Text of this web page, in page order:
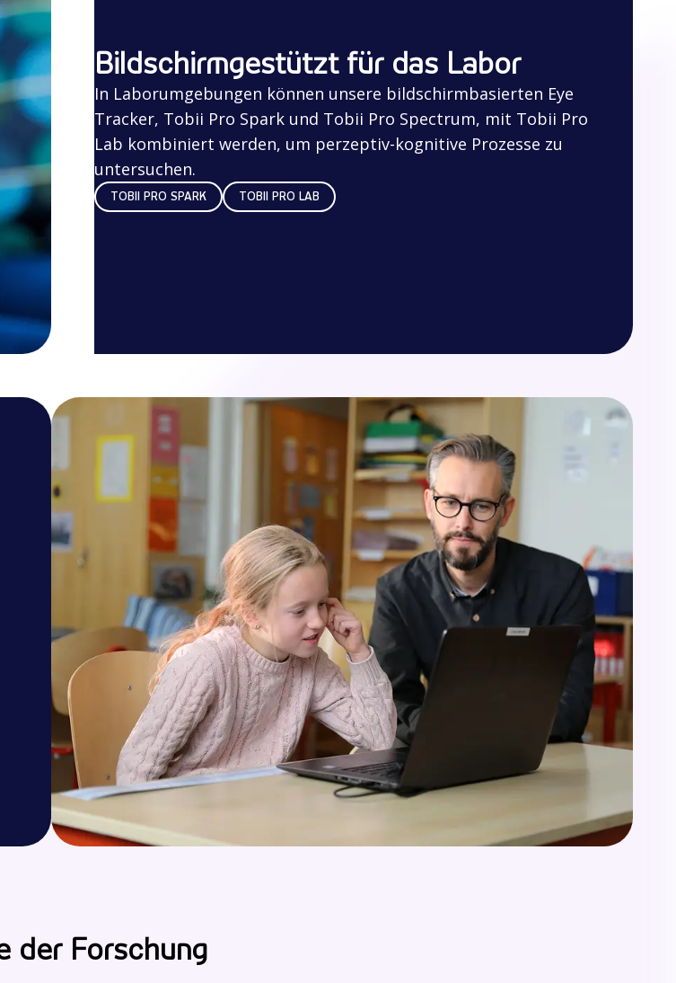
Bildschirmgestützt für das Labor
In Laborumgebungen können unsere bildschirmbasierten Eye
Tracker, Tobii Pro Spark und Tobii Pro Spectrum, mit Tobii Pro
Lab kombiniert werden, um perzeptiv-kognitive Prozesse zu
untersuchen.
TOBII PRO SPARK TOBII PRO LAB
der Forschung